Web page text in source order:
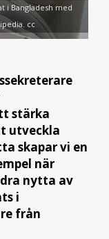
i Bangladesh med
cc
stärka
utveckla
skapar vi en
när
nytta av
i
från